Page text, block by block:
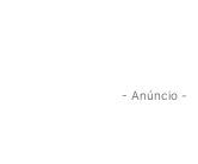
- Anúncio -